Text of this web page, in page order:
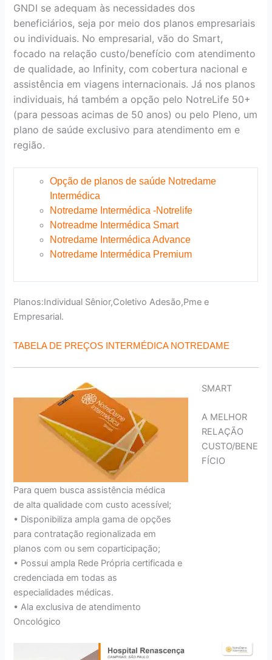
GNDI se adequam às necessidades dos
beneficiários, seja por meio dos planos empresariais
ou individuais. No empresarial, vão do Smart,
focado na relação custo/benefício com atendimento
de qualidade, ao Infinity, com cobertura nacional e
assistência em viagens internacionais. Já nos planos
individuais, há também a opção pelo NotreLife 50+
(para pessoas acimas de 50 anos) ou pelo Pleno, um
plano de saúde exclusivo para atendimento em e
região.
Opção de planos de saúde Notredame
Intermédica
Notredame Intermédica -Notrelife
Notreadme Intermédica Smart
Notredame Intermédica Advance
Notredame Intermédica Premium
Planos:Individual Sênior,Coletivo Adesão,Pme e
Empresarial.
TABELA DE PREÇOS INTERMÉDICA NOTREDAME
SMART
A MELHOR
RELAÇÃO
CUSTO/BENE
FÍCIO
Para quem busca assistência médica
de alta qualidade com custo acessível;
• Disponibiliza ampla gama de opções
para contratação regionalizada em
planos com ou sem coparticipação;
• Possui ampla Rede Própria certificada e
credenciada em todas as
especialidades médicas.
• Ala exclusiva de atendimento
Oncológico